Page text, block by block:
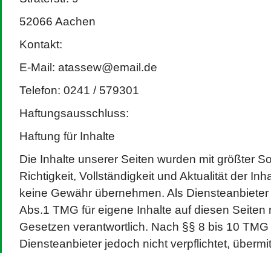
Februar 2023
April 2022
September 2021
August 2020
April 2020
Januar 2020
Juli 2019
März 2019
November 2018
Mai 2018
April 2018
April 2016
Juli 2014
Februar 2014
November 2012
Meta
Anmelden
WordPress.org
52066 Aachen
Kontakt:
E-Mail: atassew@email.de
Telefon: 0241 / 579301
Haftungsausschluss:
Haftung für Inhalte
Die Inhalte unserer Seiten wurden mit größter
Richtigkeit, Vollständigkeit und Aktualität der
keine Gewähr übernehmen. Als
Abs.1 TMG für eigene Inhalte auf diesen
Gesetzen verantwortlich. Nach §§ 8 bis 10
Diensteanbieter jedoch nicht verpflichtet,